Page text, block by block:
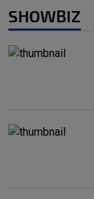
SHOWBIZ